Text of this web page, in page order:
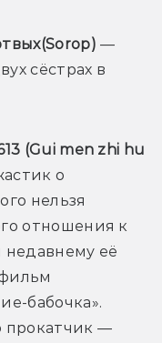
(Sorop) —
сёстрах в
(Gui men zhi hu
о
нельзя
отношения к
недавнему её
бабочка».
прокатчик —